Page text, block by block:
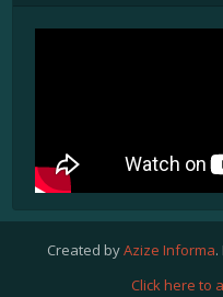
Created byAzize Informa
Click here to